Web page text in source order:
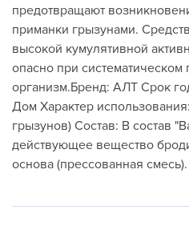
предотвращают
приманки грызунами.
высокой кумулятивной
опасно при систематическом
организм.Бренд: АЛТ Срок
Дом Характер
грызунов) Состав: В состав
действующее вещество
основа (прессованная смесь).